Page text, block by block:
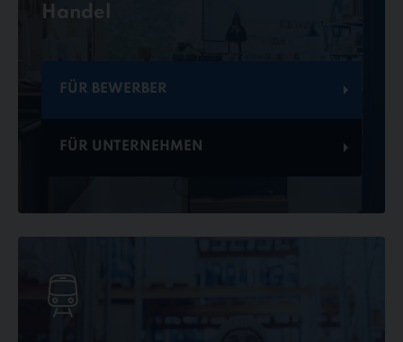
Handel
FÜR BEWERBER
FÜR UNTERNEHMEN